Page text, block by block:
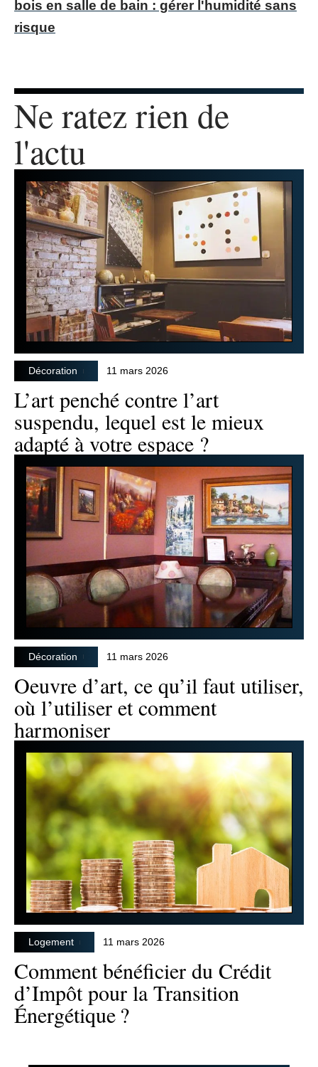
bois en salle de bain : gérer l'humidité sans
risque
Ne ratez rien de
l'actu
Décoration 11 mars 2026
L’art penché contre l’art
suspendu, lequel est le mieux
adapté à votre espace ?
Décoration 11 mars 2026
Oeuvre d’art, ce qu’il faut utiliser,
où l’utiliser et comment
harmoniser
Logement 11 mars 2026
Comment bénéficier du Crédit
d’Impôt pour la Transition
Énergétique ?